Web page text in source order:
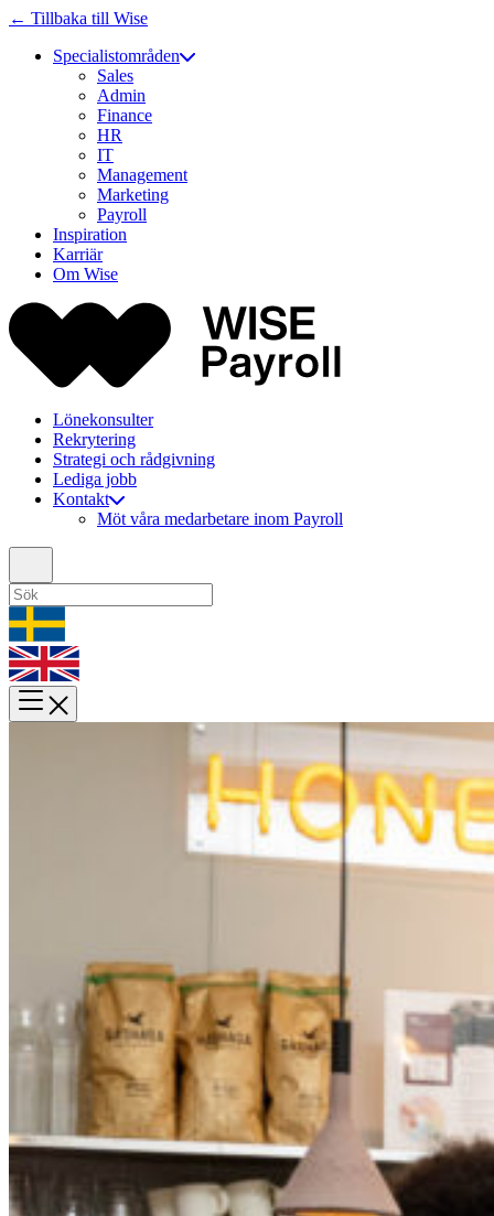
← Tillbaka till Wise
Specialistområden
Sales
Admin
Finance
HR
IT
Management
Marketing
Payroll
Inspiration
Karriär
Om Wise
Lönekonsulter
Rekrytering
Strategi och rådgivning
Lediga jobb
Kontakt
Möt våra medarbetare inom Payroll